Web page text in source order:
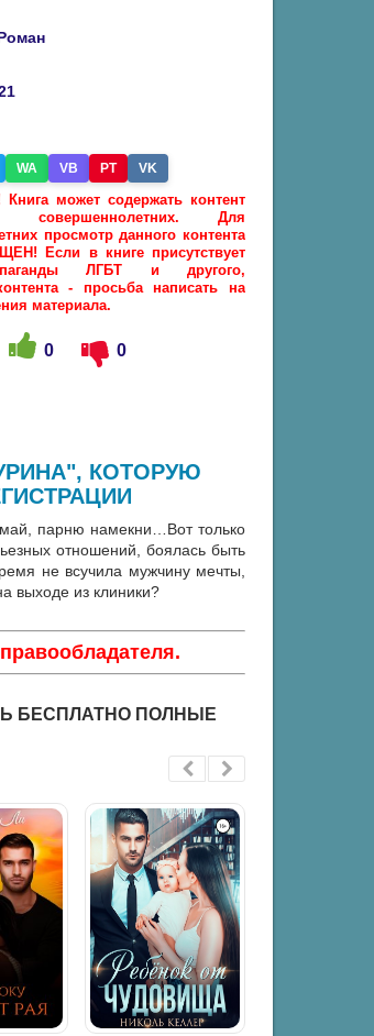
WA VB PT VK
может содержать контент
Для
просмотр данного контента
Если в книге присутствует
ЛГБТ и другого,
- просьба написать на
материала.
0 0
КОТОРУЮ
парню намекни…Вот только
отношений, боялась быть
не всучила мужчину мечты,
выходе из клиники?
БЕСПЛАТНО ПОЛНЫЕ